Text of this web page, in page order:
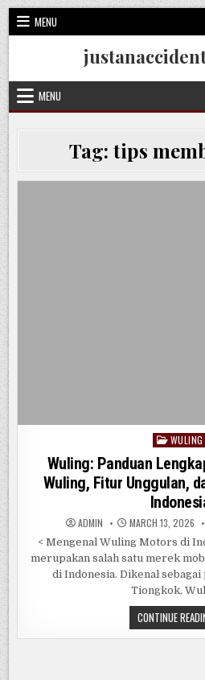
Skip
to
content
MENU
MENU
Tag: tips
Posted
in
WULING
Wuling: Panduan
Wuling, Fitur Unggulan,
ADMIN MARCH 13, 2026
< Mengenal Wuling Motors di
merupakan salah satu merek
di Indonesia. Dikenal
Tiongkok,
CONTINUE